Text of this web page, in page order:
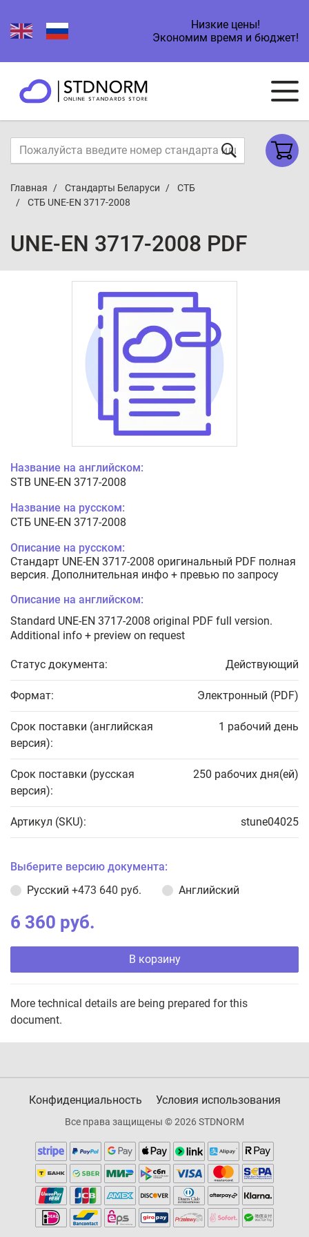
Низкие цены!
Экономим время и бюджет!
Главная Стандарты Беларуси
СТБ
СТБ UNE-EN 3717-2008
UNE-EN 3717-2008 PDF
Название на английском:
STB UNE-EN 3717-2008
Название на русском:
СТБ UNE-EN 3717-2008
Описание на русском:
Стандарт UNE-EN 3717-2008 оригинальный PDF полная
версия. Дополнительная инфо + превью по запросу
Описание на английском:
Standard UNE-EN 3717-2008 original PDF full version.
Additional info + preview on request
Статус документа: Действующий
Формат: Электронный (PDF)
Срок поставки (английская
версия):
1 рабочий день
Срок поставки (русская
версия):
250 рабочих дня(ей)
Артикул (SKU): stune04025
Выберите версию документа:
Русский +473 640 руб. Английский
6 360 руб.
В корзину
More technical details are being prepared for this
document.
Конфиденциальность Условия использования
Все права защищены © 2026 STDNORM